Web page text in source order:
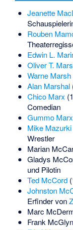
Jeanette
Rouben
Edwin L.
Oliver T.
Warne Marsh
Alan Marshal
Chico Marx
Comedian
Gummo Marx
Mike Mazurki
Wrestler
Marian
Gladys
und Pilotin
Ted McCord
Johnston
Erfinder von
Marc
Frank